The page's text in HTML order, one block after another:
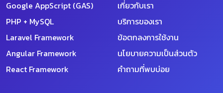
Google AppScript (GAS)
PHP + MySQL
Laravel Framework
Angular Framework
React Framework
เกี่ยวกับเรา
บริการของเรา
ข้อตกลงการใช้งาน
นโยบายความเป็นส่วนตัว
คำถามที่พบบ่อย